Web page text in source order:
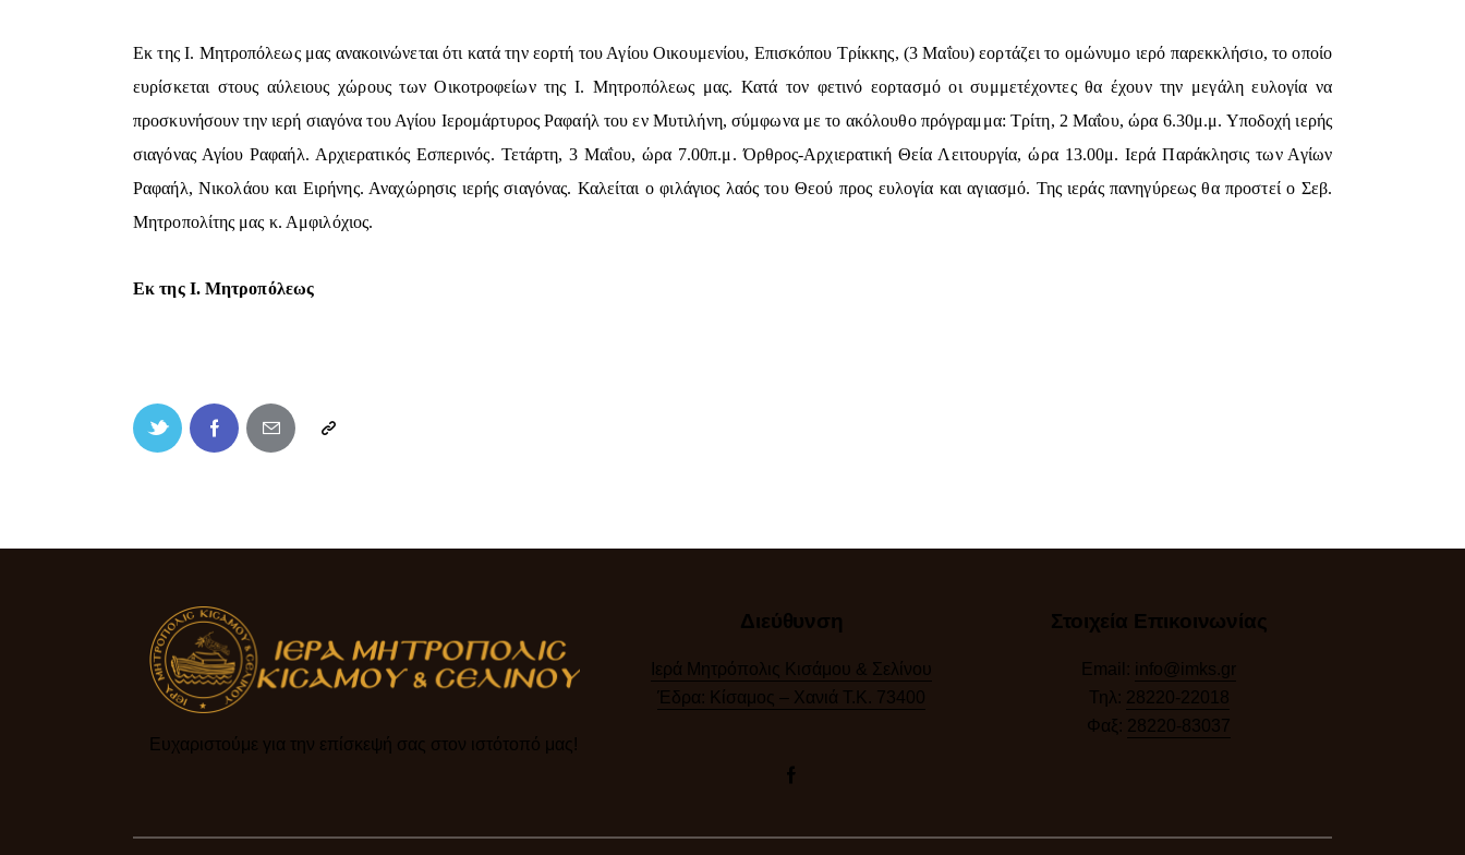
Εκ της Ι. Μητροπόλεως μας ανακοινώνεται ότι κατά την εορτή του Αγίου Οικουμενίου, Επισκόπου Τρίκκης, (3 Μαΐου) εορτάζει το ομώνυμο ιερό παρεκκλήσιο, το οποίο
ευρίσκεται στους αύλειους χώρους των Οικοτροφείων της Ι. Μητροπόλεως μας. Κατά τον φετινό εορτασμό οι συμμετέχοντες θα έχουν την μεγάλη ευλογία να
προσκυνήσουν την ιερή σιαγόνα του Αγίου Ιερομάρτυρος Ραφαήλ του εν Μυτιλήνη, σύμφωνα με το ακόλουθο πρόγραμμα: Τρίτη, 2 Μαΐου, ώρα 6.30μ.μ. Υποδοχή ιερής
σιαγόνας Αγίου Ραφαήλ. Αρχιερατικός Εσπερινός. Τετάρτη, 3 Μαΐου, ώρα 7.00π.μ. Όρθρος-Αρχιερατική Θεία Λειτουργία, ώρα 13.00μ. Ιερά Παράκλησις των Αγίων
Ραφαήλ, Νικολάου και Ειρήνης. Αναχώρησις ιερής σιαγόνας. Καλείται ο φιλάγιος λαός του Θεού προς ευλογία και αγιασμό. Της ιεράς πανηγύρεως θα προστεί ο Σεβ.
Μητροπολίτης μας κ. Αμφιλόχιος.
Εκ της Ι. Μητροπόλεως
Ευχαριστούμε για την επίσκεψή σας στον ιστότοπό μας!​
Διεύθυνση
Ιερά Μητρόπολις Κισάμου & Σελίνου
Έδρα: Κίσαμος – Χανιά Τ.Κ. 73400
Στοιχεία Επικοινωνίας
Email: info@imks.gr
Τηλ: 28220-22018
Φαξ: 28220-83037